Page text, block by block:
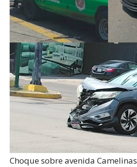
Choque sobre avenida Camelinas